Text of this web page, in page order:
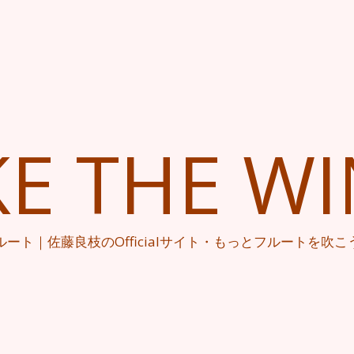
THE
ート｜佐藤良枝のOfficialサイト・もっとフルートを吹こ